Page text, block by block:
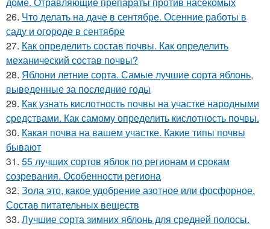
26. Что делать на даче в сентябре. Осенние работы в
саду и огороде в сентябре
27. Как определить состав почвы. Как определить
механический состав почвы?
28. Яблони летние сорта. Самые лучшие сорта яблонь,
выведенные за последние годы
29. Как узнать кислотность почвы на участке народными
средствами. Как самому определить кислотность почвы.
30. Какая почва на вашем участке. Какие типы почвы
бывают
31. 55 лучших сортов яблок по регионам и срокам
созревания. Особенности региона
32. Зола это, какое удобрение азотное или фосфорное.
Состав питательных веществ
33. Лучшие сорта зимних яблонь для средней полосы.